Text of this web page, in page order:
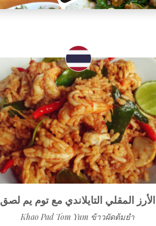
الأرز المقلي التايلاندي مع توم يم لصق
Khao Pad Tom Yum ข้าวผัดต้มยำ